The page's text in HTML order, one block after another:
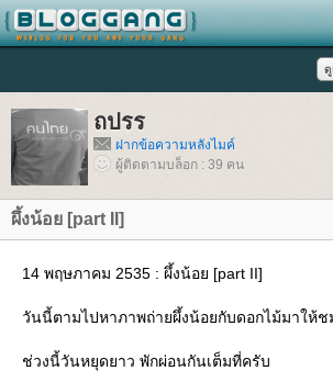
ถปรร
ฝากข้อความหลังไมค์
ผู้ติดตามบล็อก : 39 คน
ผึ้งน้อย [part II]
14 พฤษภาคม 2535 : ผึ้งน้อย [part II]
วันนี้ตามไปหาภาพถ่ายผึ้งน้อยกับดอกไม้มาให้
ช่วงนี้วันหยุดยาว พักผ่อนกันเต็มที่ครับ